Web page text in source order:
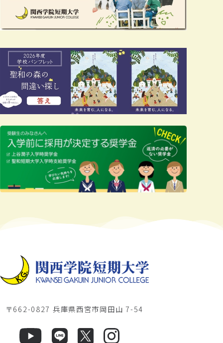
〒662-0827 兵庫県西宮市岡田山 7-54